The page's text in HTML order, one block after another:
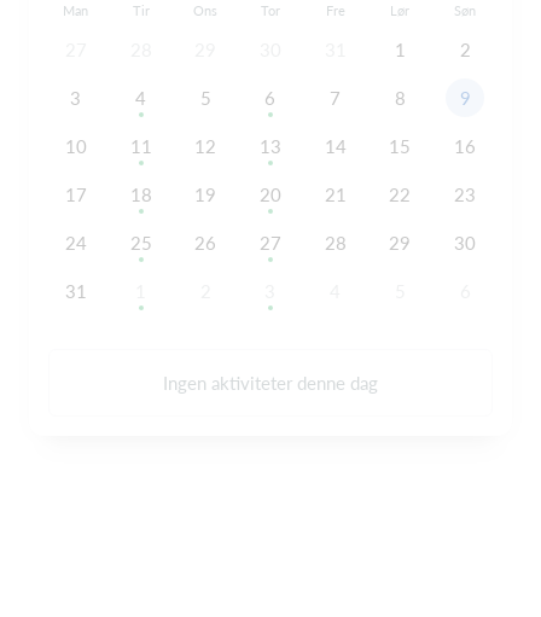
Man Tir Ons Tor Fre Lør Søn
1 2
3 4 5 6 7 8 9
10 11 12 13 14 15 16
17 18 19 20 21 22 23
24 25 26 27 28 29 30
31
Ingen aktiviteter denne dag